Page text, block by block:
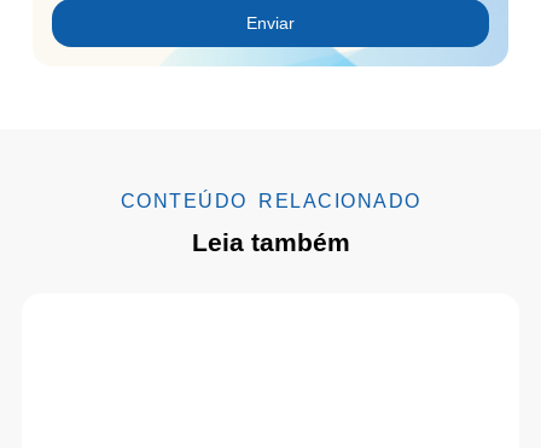
Enviar
CONTEÚDO RELACIONADO
Leia também